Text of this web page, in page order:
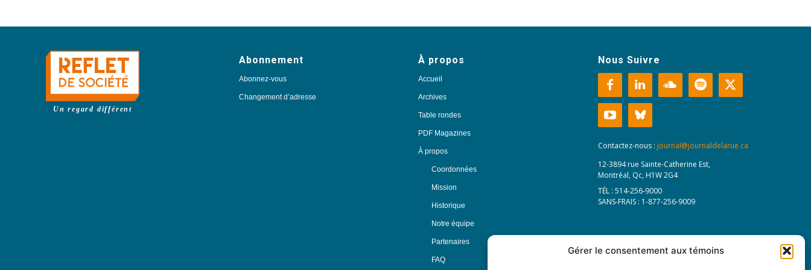
Gérer le consentement aux témoins
Un regard différent
Abonnement
Abonnez-vous
Changement d’adresse
À propos
Accueil
Archives
Table rondes
PDF Magazines
À propos
Coordonnées
Mission
Historique
Notre équipe
Partenaires
FAQ
Nous Suivre
Contactez-nous : journal@journaldelarue.ca
12-3894 rue Sainte-Catherine Est,
Montréal, Qc, H1W 2G4
TÉL : 514-256-9000
SANS-FRAIS : 1-877-256-9009